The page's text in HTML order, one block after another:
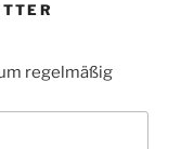
regelmäßig